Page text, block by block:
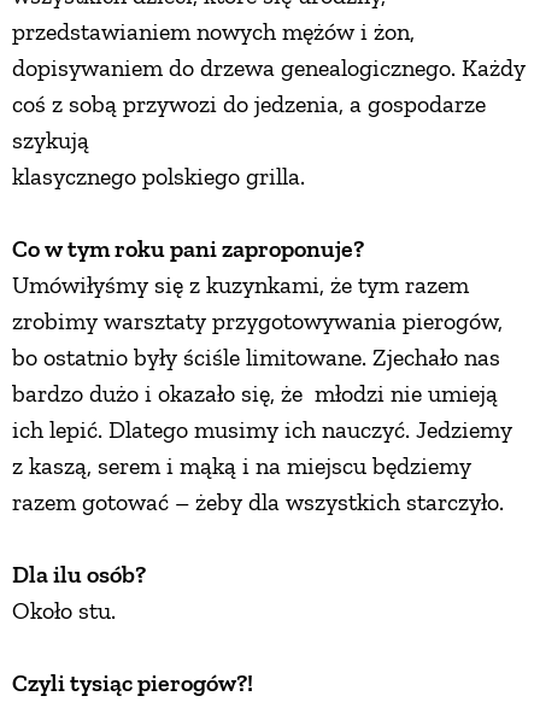
przedstawianiem nowych mężów i żon,
dopisywaniem do drzewa genealogicznego. Każdy
coś z sobą przywozi do jedzenia, a gospodarze
szykują
klasycznego polskiego grilla.
Co w tym roku pani zaproponuje?
Umówiłyśmy się z kuzynkami, że tym razem
zrobimy warsztaty przygotowywania pierogów,
bo ostatnio były ściśle limitowane. Zjechało nas
bardzo dużo i okazało się, że młodzi nie umieją
ich lepić. Dlatego musimy ich nauczyć. Jedziemy
z kaszą, serem i mąką i na miejscu będziemy
razem gotować – żeby dla wszystkich starczyło.
Dla ilu osób?
Około stu.
Czyli tysiąc pierogów?!